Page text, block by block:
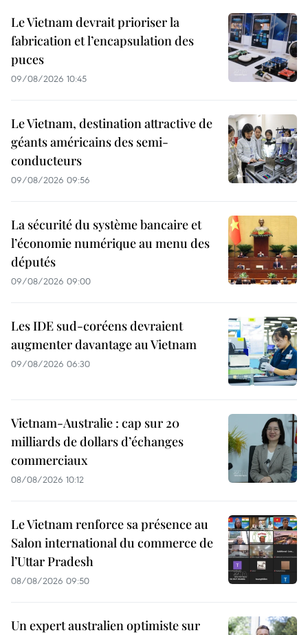
Le Vietnam devrait prioriser la
fabrication et l’encapsulation des
puces
09/08/2026 10:45
Le Vietnam, destination attractive de
géants américains des semi-
conducteurs
09/08/2026 09:56
La sécurité du système bancaire et
l’économie numérique au menu des
députés
09/08/2026 09:00
Les IDE sud-coréens devraient
augmenter davantage au Vietnam
09/08/2026 06:30
Vietnam-Australie : cap sur 20
milliards de dollars d’échanges
commerciaux
08/08/2026 10:12
Le Vietnam renforce sa présence au
Salon international du commerce de
l’Uttar Pradesh
08/08/2026 09:50
Un expert australien optimiste sur